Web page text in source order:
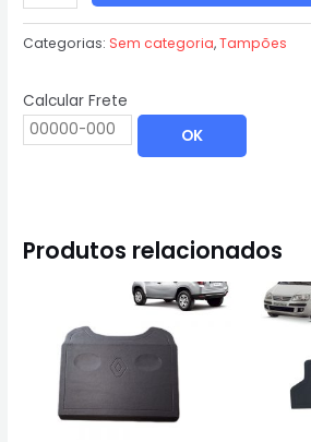
Categorias: Sem categoria,Tampões
Calcular Frete
OK
Produtos relacionados